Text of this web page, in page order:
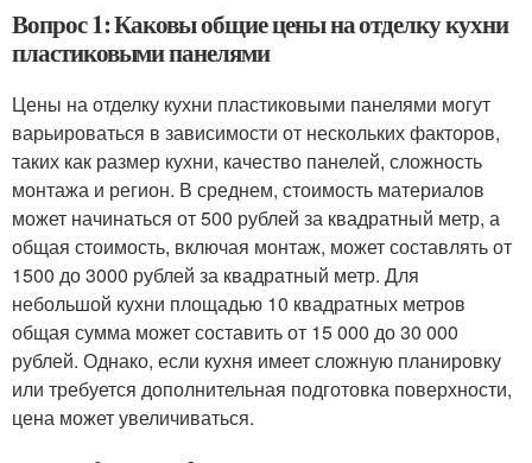
Вопрос 1: Каковы общие цены на отделку кухни
пластиковыми панелями
Цены на отделку кухни пластиковыми панелями могут
варьироваться в зависимости от нескольких факторов,
таких как размер кухни, качество панелей, сложность
монтажа и регион. В среднем, стоимость материалов
может начинаться от 500 рублей за квадратный метр, а
общая стоимость, включая монтаж, может составлять от
1500 до 3000 рублей за квадратный метр. Для
небольшой кухни площадью 10 квадратных метров
общая сумма может составить от 15 000 до 30 000
рублей. Однако, если кухня имеет сложную планировку
или требуется дополнительная подготовка поверхности,
цена может увеличиваться.